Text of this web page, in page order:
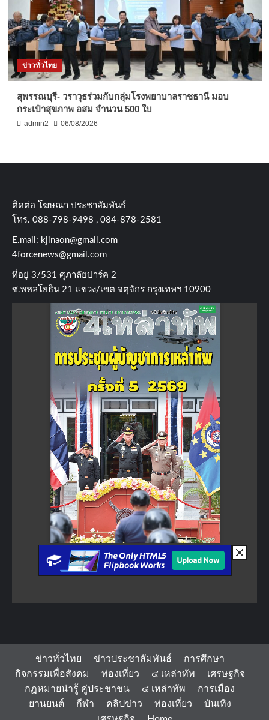
ข่าวทั่วไทย
สุพรรณบุรี- วราวุธร่วมกับกลุ่มโรงพยาบาลราชธานี มอบ
กระเป๋าสุขภาพ อสม จำนวน 500 ใบ
admin2 06/08/2026
ติดต่อ​ โฆษณา​ ประชาสัมพันธ์
โทร​. 088-798-9498 , 084-878-2581
E.mail: kjinaon@gmail.com
4forcenews@gmail.com
ที่อยู่​ 3/531​ ศุภาลัยปาร์ค​ 2
ซ.พหลโยธิน​ 21​ แขวง/เขต​ จตุจักร​ กรุงเทพฯ 10900
ข่าวทั่วไทย ข่าวประชาสัมพันธ์
การศึกษา
กิจกรรมเพื่อสังคม
ท่องเที่ยว ๔ เหล่าทัพ
เศรษฐกิจ
กฏหมายน่ารู้ คู่ประชาชน
๔ เหล่าทัพ
การเมือง
ยานยนต์
กีฬา คลิปข่าว ท่องเที่ยว
บันเทิง